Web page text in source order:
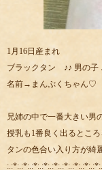
1月16日産まれ
ブラックタン ♪♪ 男の子
名前→まんぷくちゃん♡
兄姉の中で一番大きい男
授乳も1番良く出るとこ
タンの色合い入り方が綺